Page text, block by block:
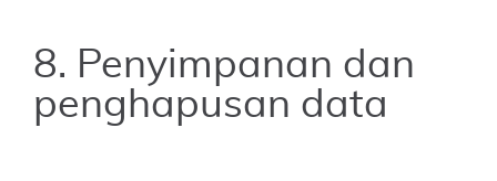
8. Penyimpanan dan
penghapusan data